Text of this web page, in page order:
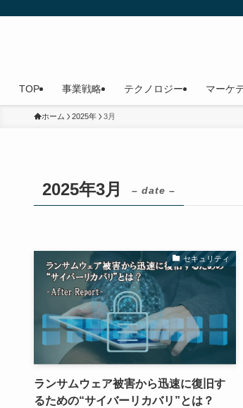
TOP 事業戦略 テクノロジー マーケ
ホーム 2025年 3月
2025年3月 – date –
セキュリティ
ランサムウェア被害から迅速に復旧す
るための“サイバーリカバリ”とは？